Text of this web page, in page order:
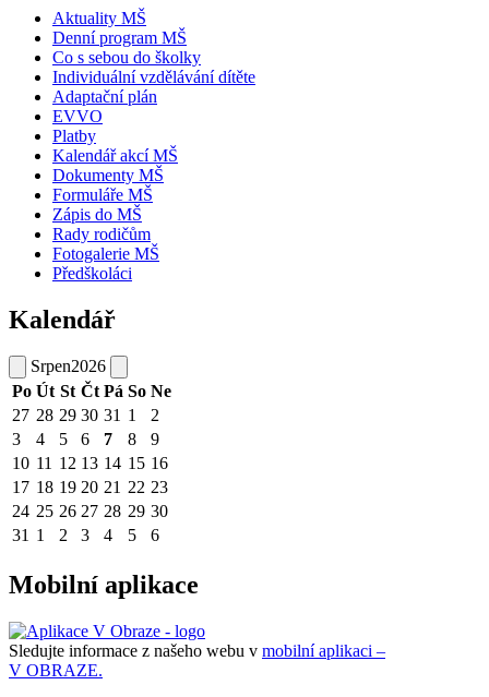
Aktuality MŠ
Denní program MŠ
Co s sebou do školky
Individuální vzdělávání dítěte
Adaptační plán
EVVO
Platby
Kalendář akcí MŠ
Dokumenty MŠ
Formuláře MŠ
Zápis do MŠ
Rady rodičům
Fotogalerie MŠ
Předškoláci
Kalendář
Srpen2026
Po Út St Čt Pá So Ne
27 28 29 30 31 1
2
3
4 5 6 7 8
9
10 11 12 13 14 15 16
17 18 19 20 21 22 23
24 25 26 27 28 29 30
31 1 2 3 4 5 6
Mobilní aplikace
Sledujte informace z našeho webu v mobilní aplikaci –
V OBRAZE.